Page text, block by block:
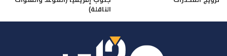
الناقلة)